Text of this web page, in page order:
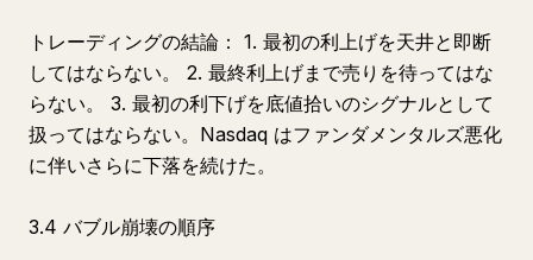
トレーディングの結論： 1. 最初の利上げを天井と即断
してはならない。 2. 最終利上げまで売りを待ってはな
らない。 3. 最初の利下げを底値拾いのシグナルとして
扱ってはならない。Nasdaq はファンダメンタルズ悪化
に伴いさらに下落を続けた。
3.4 バブル崩壊の順序